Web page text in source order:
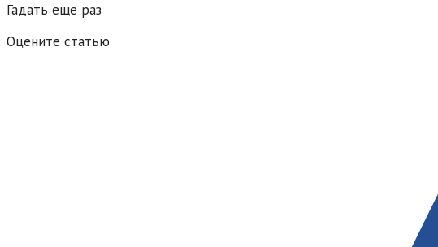
Гадать еще раз
Оцените статью